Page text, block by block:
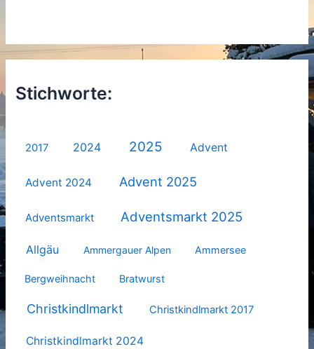
Stichworte:
2017 2024 2025 Advent
Advent 2024 Advent 2025
Adventsmarkt Adventsmarkt 2025
Allgäu Ammergauer Alpen Ammersee
Bergweihnacht Bratwurst
Christkindlmarkt Christkindlmarkt 2017
Christkindlmarkt 2024